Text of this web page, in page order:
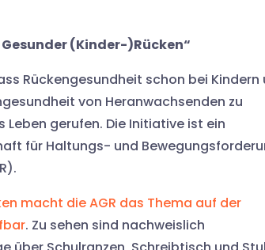
(Kinder-)Rücken“
Rückengesundheit schon bei Kindern
von Heranwachsenden zu
Leben gerufen. Die Initiative ist ein
für Haltungs- und
macht die AGR das Thema auf der
. Zu sehen sind nachweislich